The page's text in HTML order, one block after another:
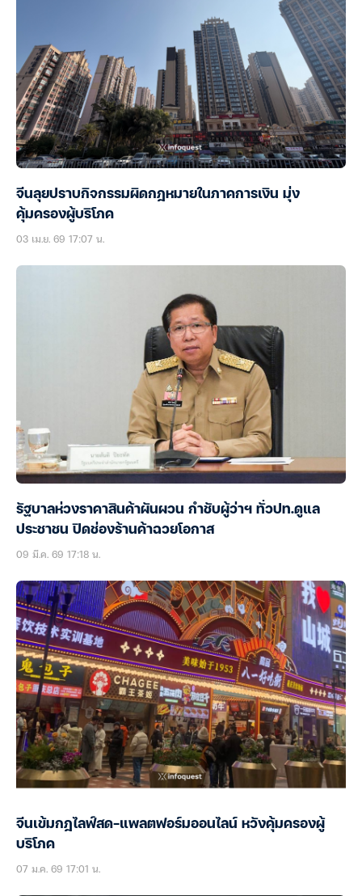
จีนลุยปราบกิจกรรมผิดกฎหมายในภาคการเงิน มุ่ง
คุ้มครองผู้บริโภค
03 เม.ย. 69 17:07 น.
รัฐบาลห่วงราคาสินค้าผันผวน กำชับผู้ว่าฯ ทั่วปท.ดูแล
ประชาชน ปิดช่องร้านค้าฉวยโอกาส
09 มี.ค. 69 17:18 น.
จีนเข้มกฎไลฟ์สด-แพลตฟอร์มออนไลน์ หวังคุ้มครองผู้
บริโภค
07 ม.ค. 69 17:01 น.